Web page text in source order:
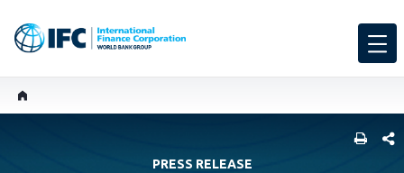
PRESS RELEASE